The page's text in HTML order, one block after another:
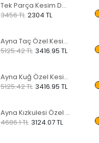
Tek Parça Kesim Desen Saat
3456 TL 2304 TL
Ayna Taç Özel Kesim Saat
5125.42 TL 3416.95 TL
Ayna Kuğ Özel Kesim Saat
5125.42 TL 3416.95 TL
Ayna Kızkulesi Özel Kesim Saat
4686.1 TL 3124.07 TL